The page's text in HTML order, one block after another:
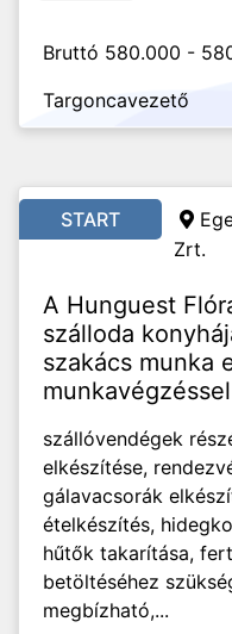
Bruttó 580.000 -
Targoncavezető
START
Zrt.
A Hunguest
szálloda
szakács munka
munkavégzéssel
szállóvendégek
elkészítése,
gálavacsorák
ételkészítés,
hűtők takarítása,
betöltéséhez
megbízható,...